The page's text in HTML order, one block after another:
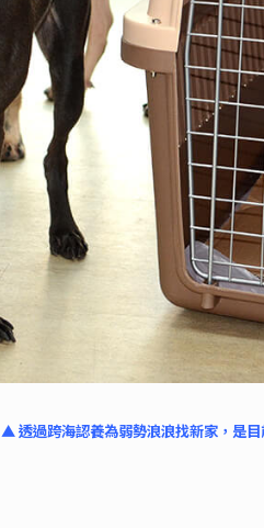
▲ 透過跨海認養為弱勢浪浪找新家，是目